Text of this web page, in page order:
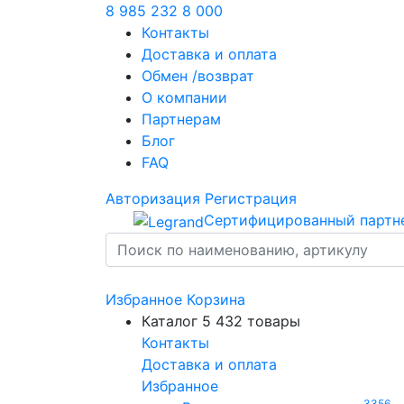
8 985 232 8 000
Контакты
Доставка и оплата
Обмен /возврат
О компании
Партнерам
Блог
FAQ
Авторизация Регистрация
Сертифицированный
Избранное Корзина
Каталог 5 432 товары
Контакты
Доставка и оплата
Избранное